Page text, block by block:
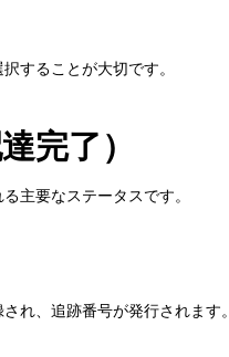
することが大切です。
完了）
主要なステータスです。
れ、追跡番号が発行されます。